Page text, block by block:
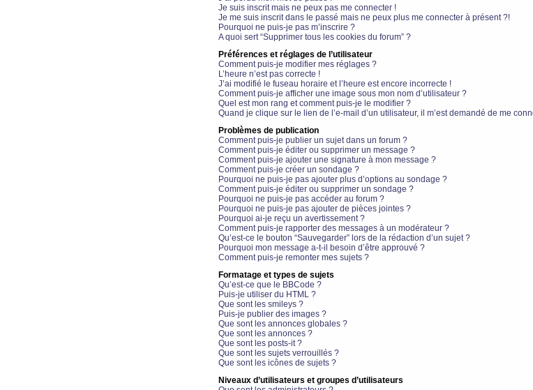
Je suis inscrit mais ne peux pas me connecter !
Je me suis inscrit dans le passé mais ne peux plus me connecter à présent ?!
Pourquoi ne puis-je pas m’inscrire ?
A quoi sert “Supprimer tous les cookies du forum” ?
Préférences et réglages de l’utilisateur
Comment puis-je modifier mes réglages ?
L’heure n’est pas correcte !
J’ai modifié le fuseau horaire et l’heure est encore incorrecte !
Comment puis-je afficher une image sous mon nom d’utilisateur ?
Quel est mon rang et comment puis-je le modifier ?
Quand je clique sur le lien de l’e-mail d’un utilisateur, il m’est demandé de me
Problèmes de publication
Comment puis-je publier un sujet dans un forum ?
Comment puis-je éditer ou supprimer un message ?
Comment puis-je ajouter une signature à mon message ?
Comment puis-je créer un sondage ?
Pourquoi ne puis-je pas ajouter plus d’options au sondage ?
Comment puis-je éditer ou supprimer un sondage ?
Pourquoi ne puis-je pas accéder au forum ?
Pourquoi ne puis-je pas ajouter de pièces jointes ?
Pourquoi ai-je reçu un avertissement ?
Comment puis-je rapporter des messages à un modérateur ?
Qu’est-ce le bouton “Sauvegarder” lors de la rédaction d’un sujet ?
Pourquoi mon message a-t-il besoin d’être approuvé ?
Comment puis-je remonter mes sujets ?
Formatage et types de sujets
Qu’est-ce que le BBCode ?
Puis-je utiliser du HTML ?
Que sont les smileys ?
Puis-je publier des images ?
Que sont les annonces globales ?
Que sont les annonces ?
Que sont les posts-it ?
Que sont les sujets verrouillés ?
Que sont les icônes de sujets ?
Niveaux d’utilisateurs et groupes d’utilisateurs